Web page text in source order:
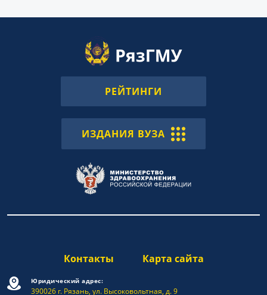
РЕЙТИНГИ
ИЗДАНИЯ ВУЗА
Контакты Карта сайта
Юридический адрес:
390026 г. Рязань, ул. Высоковольтная, д. 9